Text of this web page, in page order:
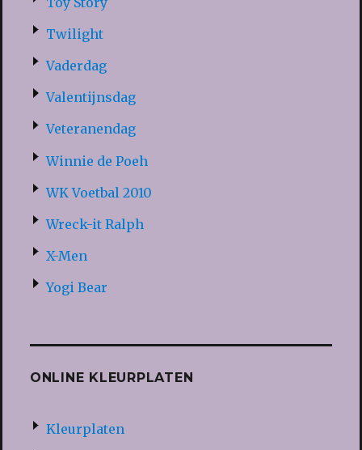
Twilight
Vaderdag
Valentijnsdag
Veteranendag
Winnie de Poeh
WK Voetbal 2010
Wreck-it Ralph
X-Men
Yogi Bear
ONLINE KLEURPLATEN
Kleurplaten